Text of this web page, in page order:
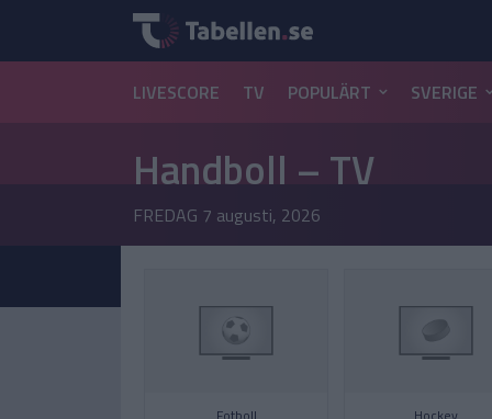
LIVESCORE TV POPULÄRT SVERIGE
Handboll – TV
FREDAG 7 augusti, 2026